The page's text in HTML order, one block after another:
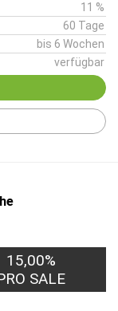
11 %
60 Tage
bis 6 Wochen
verfügbar
15,00%
SALE